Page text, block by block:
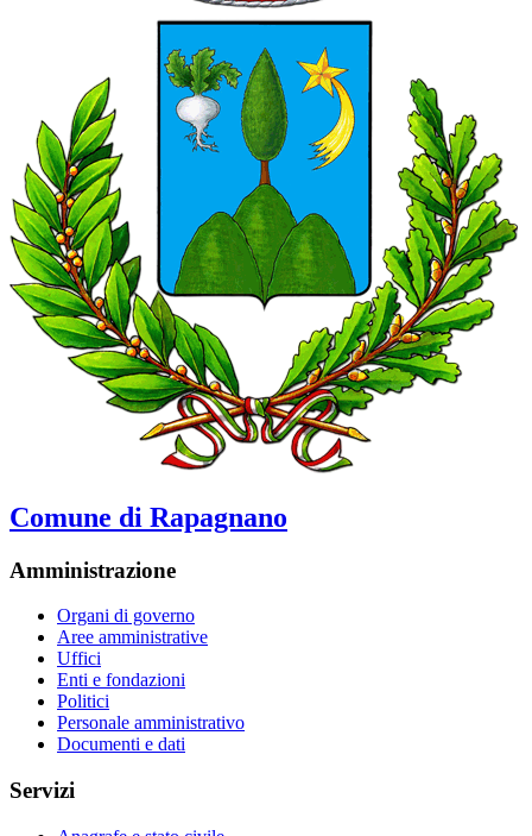
Comune di Rapagnano
Amministrazione
Organi di governo
Aree amministrative
Uffici
Enti e fondazioni
Politici
Personale amministrativo
Documenti e dati
Servizi